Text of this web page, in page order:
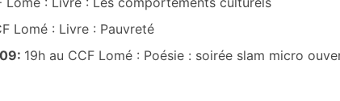
Lomé : Livre : Pauvreté
19h au CCF Lomé : Poésie : soirée slam micro